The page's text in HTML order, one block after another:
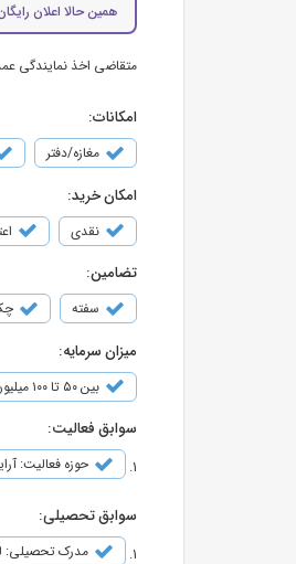
همین حالا اعلان
متقاضی اخذ نمایندگی عمده فروشی
امکانات:
مغازه/دفتر
امکان خرید:
نقدی
تضامین:
سفته
میزان سرمایه:
بین ۵۰ تا ۱۰۰ میلیون تومان
سوابق فعالیت:
حوزه فعالیت:
سوابق تحصیلی:
مدرک تحصیلی: